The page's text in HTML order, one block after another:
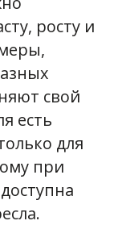
росту и
свой
есть
для
при